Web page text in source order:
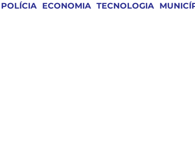
POLÍCIA ECONOMIA TECNOLOGIA